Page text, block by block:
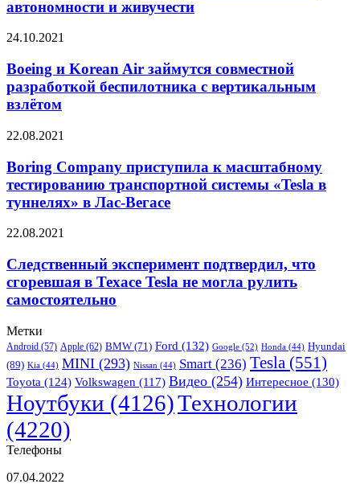
уборки
сейчас
доступен
скидкой
прототипов
дронов
автономности
и
живучести
автономности и живучести
Boeing
Korean
Air
займутся
совместной
беспилотника
вертикальным
взлётом
24.10.2021
Boeing и Korean Air займутся совместной
разработкой беспилотника с вертикальным
взлётом
Boring
приступила
к
масштабному
тестированию
системы
в
туннелях»
Лас-
22.08.2021
Boring Company приступила к масштабному
тестированию транспортной системы «Tesla в
туннелях» в Лас-Вегасе
Следственный
подтвердил,
что
сгоревшая
в
Tesla
не
могла
рулить
самостоятельно
22.08.2021
Следственный эксперимент подтвердил, что
сгоревшая в Техасе Tesla не могла рулить
самостоятельно
Метки
Android (57) Apple (62) BMW (71) Ford (132) Google (52) Honda (44) Hyundai
(89) Kia (44) MINI (293) Nissan (44) Smart (236) Tesla (551)
Toyota (124) Volkswagen (117) Видео (254) Интересное (130)
Ноутбуки (4126)Технологии
(4220)
Телефоны
Samsung
07.04.2022